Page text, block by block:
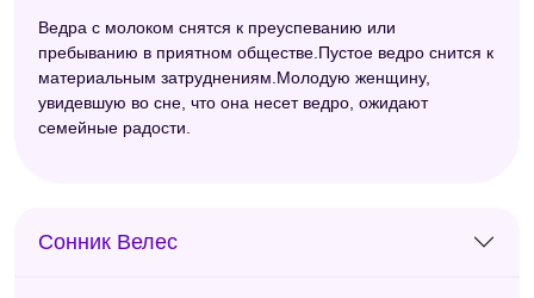
Ведра с молоком снятся к преуспеванию или
пребыванию в приятном обществе.Пустое ведро снится к
материальным затруднениям.Молодую женщину,
увидевшую во сне, что она несет ведро, ожидают
семейные радости.
Сонник Велес